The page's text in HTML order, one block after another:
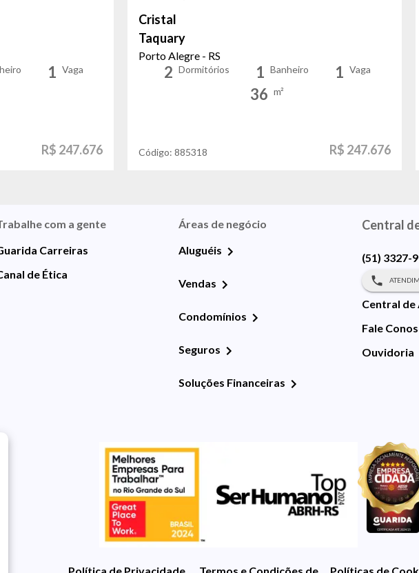
1 Vaga
R$ 247.676
Cristal
Taquary
Porto Alegre - RS
2 Dormitórios 1 Banheiro 1 Vaga
36 m²
Código:885318 R$ 247.676
com a gente
Carreiras
de Ética
Áreas de negócio
Aluguéis
Vendas
Condomínios
Seguros
Soluções Financeiras
Central
(51) 3327-
Central de
Fale
Ouvidoria
Política de Privacidade Termos e Condições de UsoPolíticas de